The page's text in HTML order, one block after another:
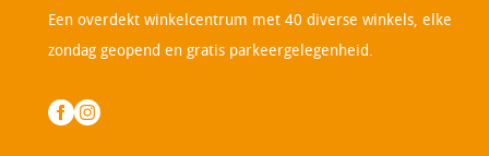
Een overdekt winkelcentrum met 40 diverse winkels, elke
zondag geopend en gratis parkeergelegenheid.